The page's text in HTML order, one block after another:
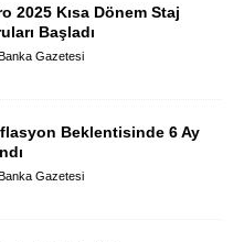
2025 Kısa Dönem Staj
Başladı
Gazetesi
Beklentisinde 6 Ay
Gazetesi